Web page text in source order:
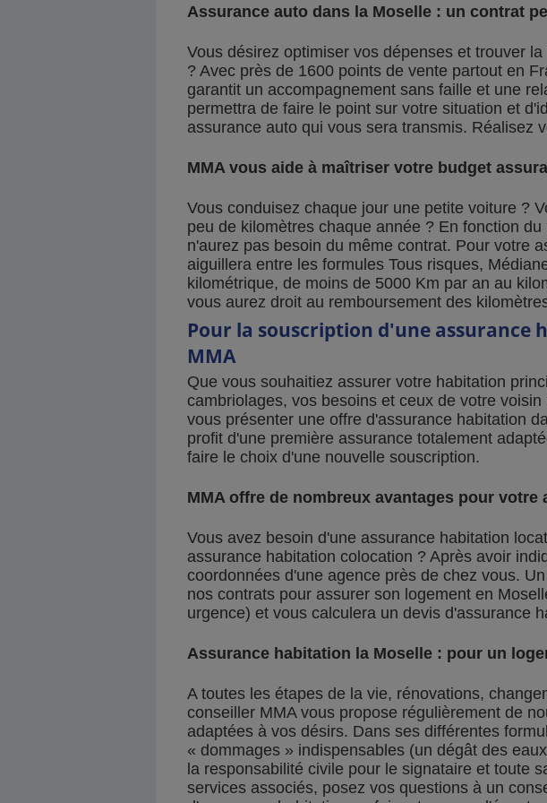
Assurance auto dans la Moselle : un contrat
Vous désirez optimiser vos dépenses et trouver
? Avec près de 1600 points de vente partout en
garantit un accompagnement sans faille et une
permettra de faire le point sur votre situation et
assurance auto qui vous sera transmis. Réalisez
MMA vous aide à maîtriser votre budget
Vous conduisez chaque jour une petite voiture ?
peu de kilomètres chaque année ? En fonction
n'aurez pas besoin du même contrat. Pour votre
aiguillera entre les formules Tous risques,
kilométrique, de moins de 5000 Km par an au
vous aurez droit au remboursement des
Pour la souscription d'une assurance
MMA
Que vous souhaitiez assurer votre habitation
cambriolages, vos besoins et ceux de votre
vous présenter une offre d'assurance habitation
profit d'une première assurance totalement
faire le choix d'une nouvelle souscription.
MMA offre de nombreux avantages pour
Vous avez besoin d'une assurance habitation
assurance habitation colocation ? Après avoir
coordonnées d'une agence près de chez vous.
nos contrats pour assurer son logement en
urgence) et vous calculera un devis d'assurance
Assurance habitation la Moselle : pour un
A toutes les étapes de la vie, rénovations,
conseiller MMA vous propose régulièrement de
adaptées à vos désirs. Dans ses différentes
« dommages » indispensables (un dégât des
la responsabilité civile pour le signataire et toute
services associés, posez vos questions à un